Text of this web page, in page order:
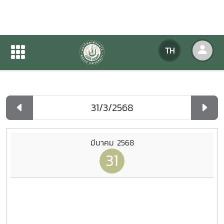
TH
ปฏิทินกิจกรรมของหน่วยงาน
ปฏิทินกิจกรรมของหน่วยงาน
มีนาคม 2568
31